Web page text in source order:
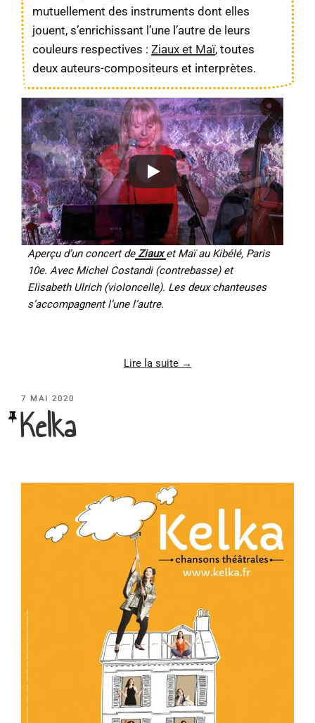
mutuellement des instruments dont elles
jouent, s’enrichissant l’une l’autre de leurs
couleurs respectives :Ziaux et Maï, toutes
deux auteurs-compositeurs et interprètes.
Aperçu d’un concert deZiauxet Maï au Kibélé, Paris
10e. Avec Michel Costandi (contrebasse) et
Elisabeth Ulrich (violoncelle). Les deux chanteuses
s’accompagnent l’une l’autre.
Lire la suite →
PUBLIÉ
LE
7 MAI 2020
Kelka